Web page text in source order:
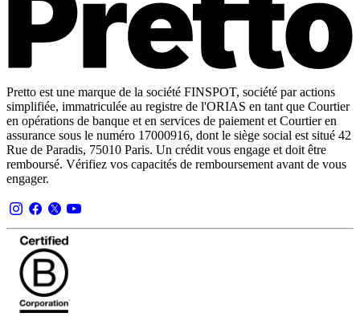
Pretto est une marque de la société FINSPOT, société par actions
simplifiée, immatriculée au registre de l'ORIAS en tant que Courtier
en opérations de banque et en services de paiement et Courtier en
assurance sous le numéro 17000916, dont le siège social est situé 42
Rue de Paradis, 75010 Paris. Un crédit vous engage et doit être
remboursé. Vérifiez vos capacités de remboursement avant de vous
engager.